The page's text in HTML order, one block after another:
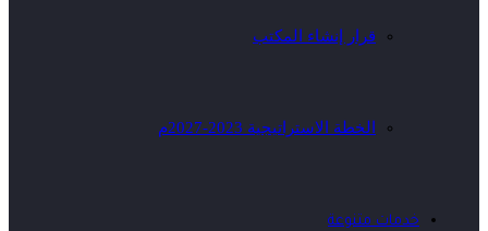
قرار إنشاء المكتب
الخطة الاستراتيجية 2023-2027م
خدمات متنوعة